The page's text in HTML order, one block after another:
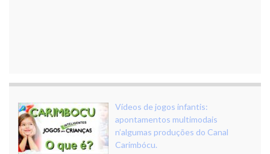
Vídeos de jogos infantis:
apontamentos multimodais
n’algumas produções do Canal
Carimbócu.